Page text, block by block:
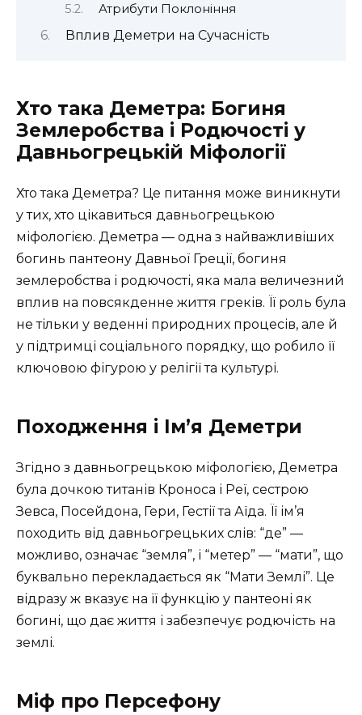
Атрибути Поклоніння
Вплив Деметри на Сучасність
Хто така Деметра: Богиня
Землеробства і Родючості у
Давньогрецькій Міфології
Хто така Деметра? Це питання може виникнути
у тих, хто цікавиться давньогрецькою
міфологією. Деметра — одна з найважливіших
богинь пантеону Давньої Греції, богиня
землеробства і родючості, яка мала величезний
вплив на повсякденне життя греків. Її роль була
не тільки у веденні природних процесів, але й
у підтримці соціального порядку, що робило її
ключовою фігурою у релігії та культурі.
Походження і Ім’я Деметри
Згідно з давньогрецькою міфологією, Деметра
була дочкою титанів Кроноса і Реї, сестрою
Зевса, Посейдона, Гери, Гестії та Аїда. Її ім’я
походить від давньогрецьких слів: “де” —
можливо, означає “земля”, і “метер” — “мати”, що
буквально перекладається як “Мати Землі”. Це
відразу ж вказує на її функцію у пантеоні як
богині, що дає життя і забезпечує родючість на
землі.
Міф про Персефону